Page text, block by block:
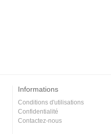
Informations
Conditions d'utilisations
Confidentialité
Contactez-nous